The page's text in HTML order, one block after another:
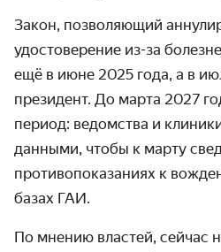
Закон, позволяющий
удостоверение из-за
ещё в июне 2025 года, а в
президент. До марта 2027
период: ведомства и
данными, чтобы к марту
противопоказаниях к
базах ГАИ.
По мнению властей, сейчас